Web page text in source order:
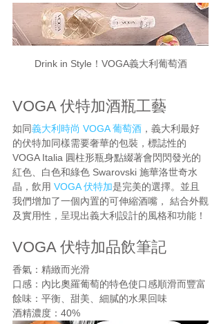
Drink in Style！VOGA義大利葡萄酒
VOGA 伏特加酒瓶工藝
如同義大利時尚 VOGA 葡萄酒 ，義大利最好
的伏特加同樣需要奢華的包裝，標誌性的
VOGA Italia 圓柱形瓶身點綴著會閃閃發光的
紅色、白色和綠色 Swarovski 施華洛世奇水
晶，飲用 VOGA 伏特加是完美的選擇。並且
我們增加了一個內置的可伸縮酒嘴， 結合外觀
及實用性，呈現出義大利設計的風格和功能！
VOGA 伏特加品飲筆記
香氣：精緻而光滑
口感：內比奧羅葡萄的特色使口感順滑而豐富
餘味：平衡、甜美、細膩的水果回味
酒精濃度：40%